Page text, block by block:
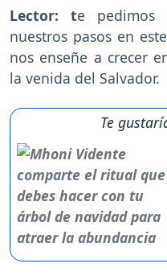
Lector: te pedimos
nuestros pasos en
nos enseñe a crecer
la venida del Salvador.
Te